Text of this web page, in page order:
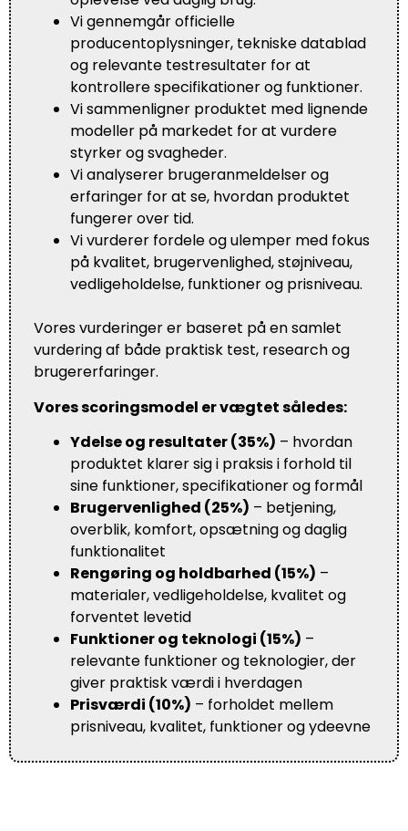
Vi gennemgår officielle
producentoplysninger, tekniske datablad
og relevante testresultater for at
kontrollere specifikationer og funktioner.
Vi sammenligner produktet med lignende
modeller på markedet for at vurdere
styrker og svagheder.
Vi analyserer brugeranmeldelser og
erfaringer for at se, hvordan produktet
fungerer over tid.
Vi vurderer fordele og ulemper med fokus
på kvalitet, brugervenlighed, støjniveau,
vedligeholdelse, funktioner og prisniveau.
Vores vurderinger er baseret på en samlet
vurdering af både praktisk test, research og
brugererfaringer.
Vores scoringsmodel er vægtet således:
Ydelse og resultater (35%) – hvordan
produktet klarer sig i praksis i forhold til
sine funktioner, specifikationer og formål
Brugervenlighed (25%) – betjening,
overblik, komfort, opsætning og daglig
funktionalitet
Rengøring og holdbarhed (15%) –
materialer, vedligeholdelse, kvalitet og
forventet levetid
Funktioner og teknologi (15%) –
relevante funktioner og teknologier, der
giver praktisk værdi i hverdagen
Prisværdi (10%) – forholdet mellem
prisniveau, kvalitet, funktioner og ydeevne